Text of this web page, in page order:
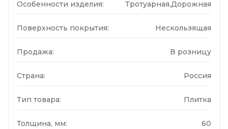
Особенности изделия: Тротуарная,Дорожная
Поверхность покрытия: Нескользящая
Продажа: В розницу
Страна: Россия
Тип товара: Плитка
Толщина, мм: 60